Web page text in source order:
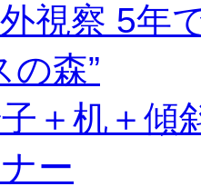
視察 5年
の森”
＋机＋傾
ー